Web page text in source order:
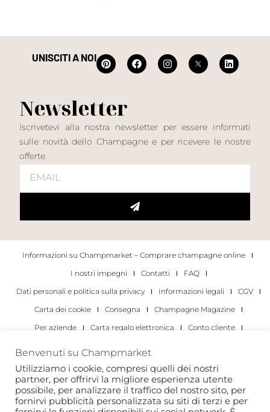
UNISCITI A NOI
Newsletter
Iscrivetevi alla nostra newsletter per essere informati
sulle novità dello Champagne e per ricevere le nostre
offerte.
Informazioni su Champmarket – Comprare champagne online
I nostri impegni
Contatti
FAQ
Dati personali e politica sulla privacy
Informazioni legali
CGV
Carta dei cookie
Consegna
Champagne Magazine
Per aziende
Carta regalo elettronica
Conto cliente
Per gli individui
Per le aziende
Copyright 2022 © tutti i diritti riservati. Champmarket.
Benvenuti su Champmarket
Utilizziamo i cookie, compresi quelli dei nostri
partner, per offrirvi la migliore esperienza utente
possibile, per analizzare il traffico del nostro sito, per
fornirvi pubblicità personalizzata su siti di terzi e per